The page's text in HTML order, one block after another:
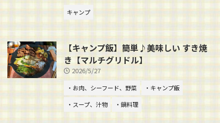
キャンプ
【キャンプ飯】簡単♪美味しい すき焼
き【マルチグリドル】
2026/5/27
・お肉、シーフード、野菜
・キャンプ飯
・スープ、汁物
・鍋料理